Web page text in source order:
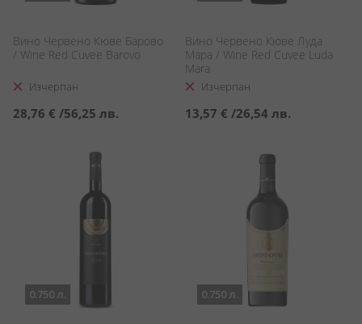
Вино Червено Кюве Барово
/ Wine Red Cuvee Barovo
Изчерпан
28,76 € /56,25 лв.
Вино Червено Кюве Луда
Мара / Wine Red Cuvee Luda
Mara
Изчерпан
13,57 € /26,54 лв.
0.750 л. 0.750 л.